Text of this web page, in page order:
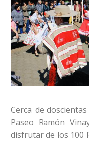
Cerca de
Paseo Ramón
disfrutar de los 100